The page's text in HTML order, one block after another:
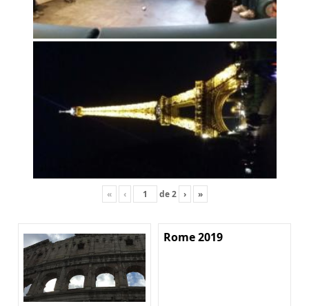
« ‹ de2 › »
Rome 2019